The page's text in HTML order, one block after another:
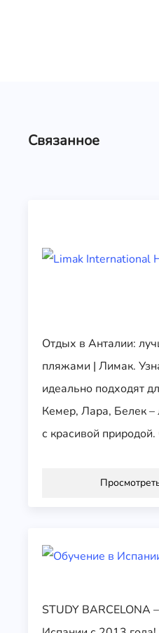
Связанное
Отдых в Анталии:
пляжами | Лимак.
идеально подходят
Кемер, Лара, Белек
с красивой природой.
STUDY BARCELONA